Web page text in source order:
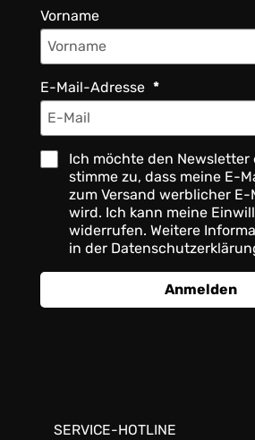
Vorname
E-Mail-Adresse
Ich möchte den Newsletter
stimme zu, dass meine E-
zum Versand werblicher
wird. Ich kann meine
widerrufen. Weitere
in der
Anmelden
SERVICE-HOTLINE